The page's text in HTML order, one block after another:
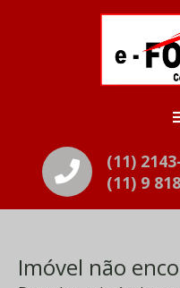
(11)
(11) 9
Imóvel não